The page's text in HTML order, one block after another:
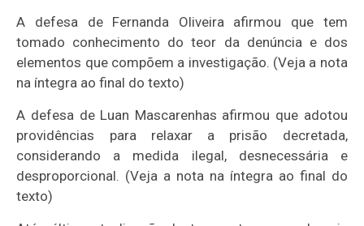
A defesa de Fernanda Oliveira afirmou que tem
tomado conhecimento do teor da denúncia e dos
elementos que compõem a investigação. (Veja a nota
na íntegra ao final do texto)
A defesa de Luan Mascarenhas afirmou que adotou
providências para relaxar a prisão decretada,
considerando a medida ilegal, desnecessária e
desproporcional. (Veja a nota na íntegra ao final do
texto)